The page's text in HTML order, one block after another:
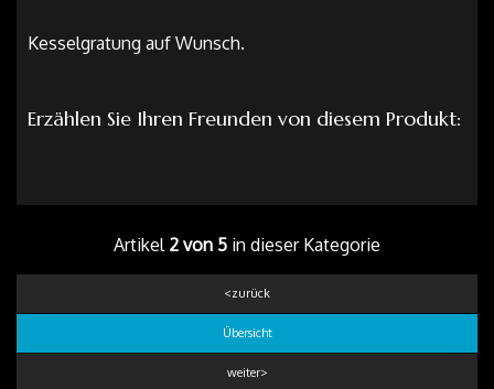
Kesselgratung auf Wunsch.
Erzählen Sie Ihren Freunden von diesem Produkt:
Artikel 2 von 5 in dieser Kategorie
<zurück
Übersicht
weiter>